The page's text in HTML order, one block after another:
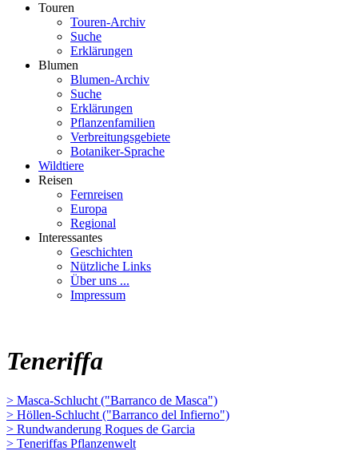
Touren
Touren-Archiv
Suche
Erklärungen
Blumen
Blumen-Archiv
Suche
Erklärungen
Pflanzenfamilien
Verbreitungsgebiete
Botaniker-Sprache
Wildtiere
Reisen
Fernreisen
Europa
Regional
Interessantes
Geschichten
Nützliche Links
Über uns ...
Impressum
Teneriffa
> Masca-Schlucht ("Barranco de Masca")
> Höllen-Schlucht ("Barranco del Infierno")
> Rundwanderung Roques de Garcia
> Teneriffas Pflanzenwelt